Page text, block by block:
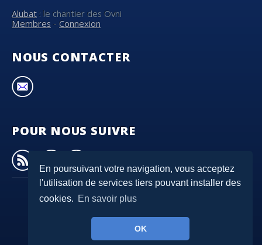
En poursuivant votre navigation, vous acceptez
l'utilisation de services tiers pouvant installer des
cookies. En savoir plus
OK
Alubat : le chantier des Ovni
Membres - Connexion
NOUS CONTACTER
POUR NOUS SUIVRE
© 2007-2026Ovni-Club- Tous droits réservés